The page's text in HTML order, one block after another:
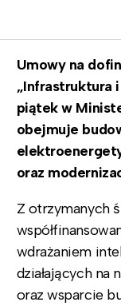
Umowy na
„Infrastruktura
piątek w
obejmuje
oraz
Z otrzymanych
wdrażaniem
działających na
oraz wsparcie